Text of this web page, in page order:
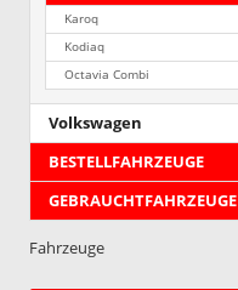
Karoq
Kodiaq
Octavia Combi
Volkswagen
BESTELLFAHRZEUGE
GEBRAUCHTFAHRZEUGE
Fahrzeuge